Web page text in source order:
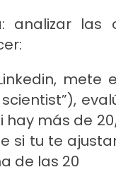
analizar las
mete
más de
si tu te
de las 20